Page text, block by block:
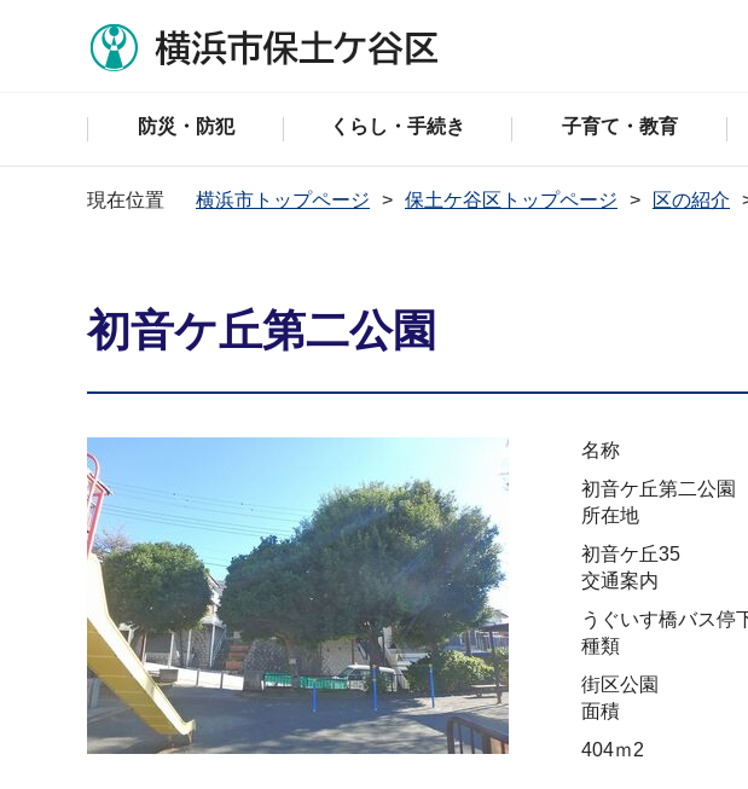
防災・防犯 くらし・手続き 子育て・教育
現在位置 横浜市トップページ 保土ケ谷区トップページ 区の紹介
初音ケ丘第二公園
名称
初音ケ丘第二公園
所在地
初音ケ丘35
交通案内
うぐいす橋バス停
種類
街区公園
面積
404ｍ2